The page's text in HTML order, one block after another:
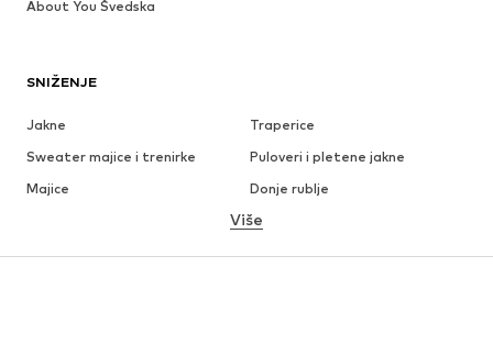
SNIŽENJE
Jakne
Traperice
Sweater majice i trenirke
Puloveri i pletene jakne
Majice
Donje rublje
Košulje
Kaputi
Odijela i sakoi
Više
About You Švedska